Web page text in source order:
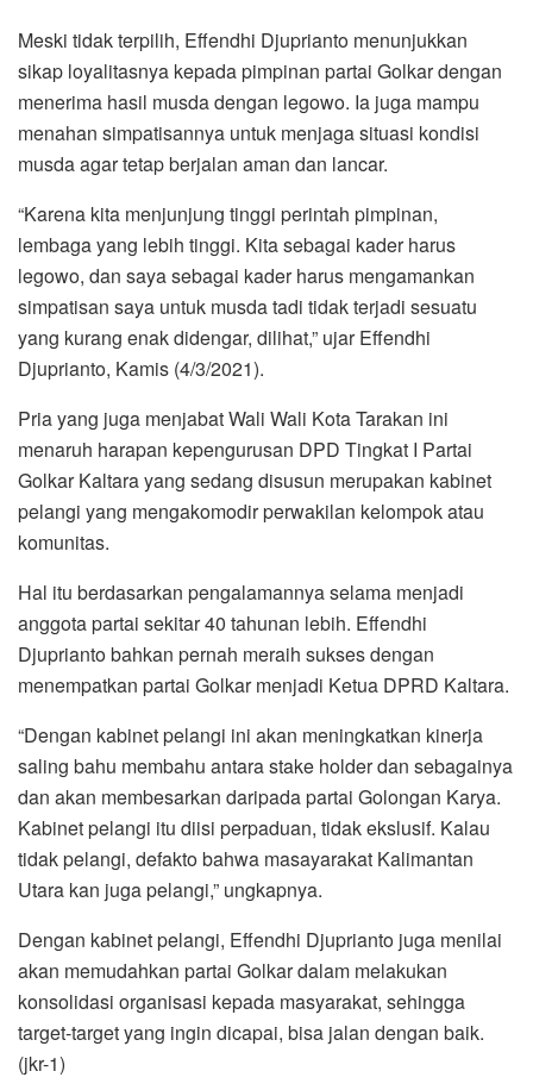
Meski tidak terpilih, Effendhi Djuprianto menunjukkan
sikap loyalitasnya kepada pimpinan partai Golkar dengan
menerima hasil musda dengan legowo. Ia juga mampu
menahan simpatisannya untuk menjaga situasi kondisi
musda agar tetap berjalan aman dan lancar.
“Karena kita menjunjung tinggi perintah pimpinan,
lembaga yang lebih tinggi. Kita sebagai kader harus
legowo, dan saya sebagai kader harus mengamankan
simpatisan saya untuk musda tadi tidak terjadi sesuatu
yang kurang enak didengar, dilihat,” ujar Effendhi
Djuprianto, Kamis (4/3/2021).
Pria yang juga menjabat Wali Wali Kota Tarakan ini
menaruh harapan kepengurusan DPD Tingkat I Partai
Golkar Kaltara yang sedang disusun merupakan kabinet
pelangi yang mengakomodir perwakilan kelompok atau
komunitas.
Hal itu berdasarkan pengalamannya selama menjadi
anggota partai sekitar 40 tahunan lebih. Effendhi
Djuprianto bahkan pernah meraih sukses dengan
menempatkan partai Golkar menjadi Ketua DPRD Kaltara.
“Dengan kabinet pelangi ini akan meningkatkan kinerja
saling bahu membahu antara stake holder dan sebagainya
dan akan membesarkan daripada partai Golongan Karya.
Kabinet pelangi itu diisi perpaduan, tidak ekslusif. Kalau
tidak pelangi, defakto bahwa masayarakat Kalimantan
Utara kan juga pelangi,” ungkapnya.
Dengan kabinet pelangi, Effendhi Djuprianto juga menilai
akan memudahkan partai Golkar dalam melakukan
konsolidasi organisasi kepada masyarakat, sehingga
target-target yang ingin dicapai, bisa jalan dengan baik.
(jkr-1)